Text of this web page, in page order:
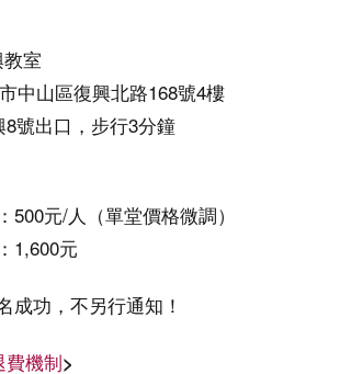
室
中山區復興北路168號4樓
8號出口，步行3分鐘
500元/人（單堂價格微調）
1,600元
成功，不另行通知！
費機制>